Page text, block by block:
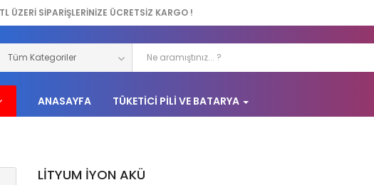
ÜZERİ SİPARİŞLERİNİZE ÜCRETSİZ KARGO !
ANASAYFA TÜKETICI PILI VE BATARYA
LITYUM İYON AKÜ